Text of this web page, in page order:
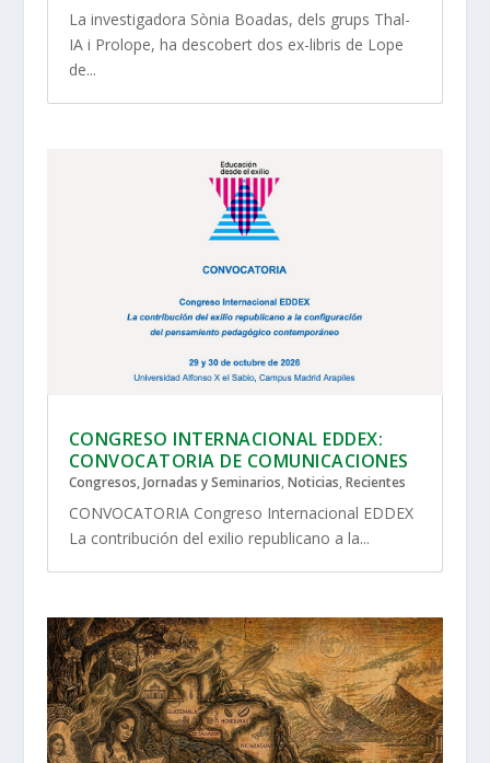
La investigadora Sònia Boadas, dels grups Thal-
IA i Prolope, ha descobert dos ex-libris de Lope
de...
CONGRESO INTERNACIONAL EDDEX:
CONVOCATORIA DE COMUNICACIONES
Congresos, Jornadas y Seminarios, Noticias, Recientes
CONVOCATORIA Congreso Internacional EDDEX
La contribución del exilio republicano a la...